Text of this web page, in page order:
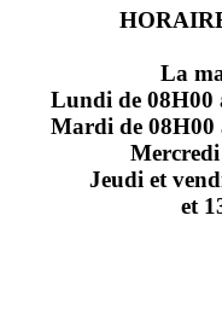
La
Lundi de 08H00
Mardi de 08H00
Jeudi et
et